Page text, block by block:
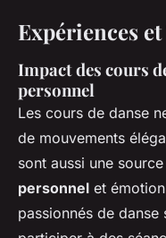
Expériences
Impact des cours
personnel
Les cours de danse
de mouvements
sont aussi une
personnel et
passionnés de